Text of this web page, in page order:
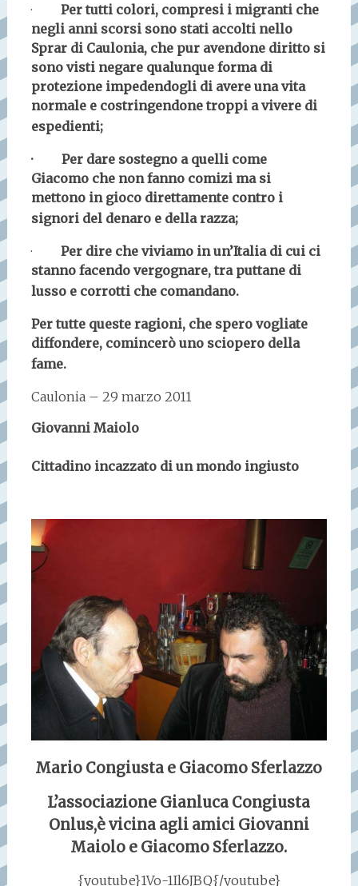
· Per tutti colori, compresi i migranti che
negli anni scorsi sono stati accolti nello
Sprar di Caulonia, che pur avendone diritto si
sono visti negare qualunque forma di
protezione impedendogli di avere una vita
normale e costringendone troppi a vivere di
espedienti;
· Per dare sostegno a quelli come
Giacomo che non fanno comizi ma si
mettono in gioco direttamente contro i
signori del denaro e della razza;
· Per dire che viviamo in un’Italia di cui ci
stanno facendo vergognare, tra puttane di
lusso e corrotti che comandano.
Per tutte queste ragioni, che spero vogliate
diffondere, comincerò uno sciopero della
fame.
Caulonia – 29 marzo 2011
Giovanni Maiolo
Cittadino incazzato di un mondo ingiusto
Mario Congiusta e Giacomo Sferlazzo
L’associazione Gianluca Congiusta
Onlus,è vicina agli amici Giovanni
Maiolo e Giacomo Sferlazzo.
{youtube}1Vo-1Il6JBQ{/youtube}